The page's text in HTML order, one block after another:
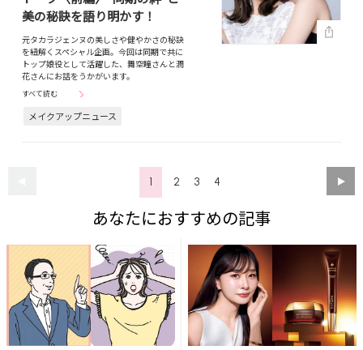
美の秘訣を語り明かす！
元タカラジェンヌの美しさや健やかさの秘訣
を紐解くスペシャル企画。今回は同期で共に
トップ娘役として活躍した、舞空瞳さんと潤
花さんにお話をうかがいます。
すべて読む
メイクアップニュース
1 2 3 4
あなたにおすすめの記事